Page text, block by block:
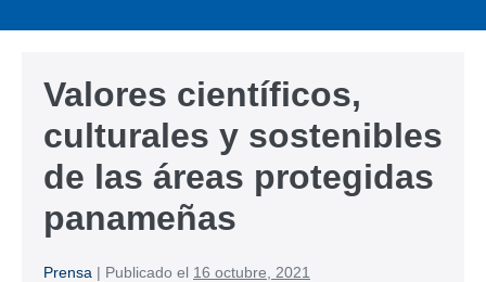
Valores científicos,
culturales y sostenibles
de las áreas protegidas
panameñas
Prensa | Publicado el 16 octubre, 2021